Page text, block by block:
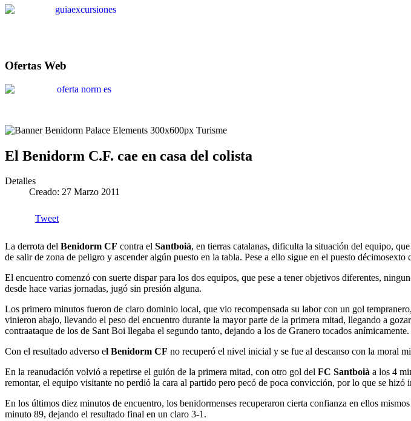
Ofertas Web
El Benidorm C.F. cae en casa del colista
Detalles
Creado: 27 Marzo 2011
Tweet
La derrota del Benidorm CF contra el Santboià, en tierras catalanas, dificulta la situación del equipo,
de salir de zona de peligro y ascender algún puesto en la tabla. Pese a ello sigue en el puesto
El encuentro comenzó con suerte dispar para los dos equipos, que pese a tener objetivos diferentes,
desde hace varias jornadas, jugó sin presión alguna.
Los primero minutos fueron de claro dominio local, que vio recompensada su labor con un gol
vinieron abajo, llevando el peso del encuentro durante la mayor parte de la primera mitad, llegando a
contraataque de los de Sant Boi llegaba el segundo tanto, dejando a los de Granero tocados anímicamente.
Con el resultado adverso el Benidorm CF no recuperó el nivel inicial y se fue al descanso con la moral
En la reanudación volvió a repetirse el guión de la primera mitad, con otro gol del FC Santboià a los 4
remontar, el equipo visitante no perdió la cara al partido pero pecó de poca convicción, por lo que se hizó
En los últimos diez minutos de encuentro, los benidormenses recuperaron cierta confianza en ellos
minuto 89, dejando el resultado final en un claro 3-1.